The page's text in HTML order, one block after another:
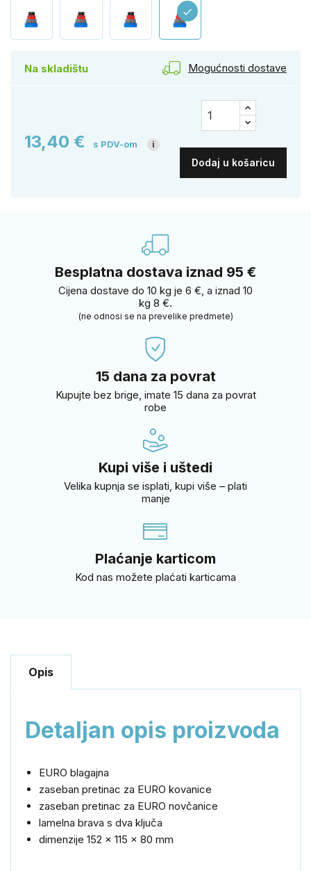
check
Na skladištu Mogućnosti dostave
13,40 € s PDV-om i
Dodaj u košaricu
Besplatna dostava iznad 95 €
Cijena dostave do 10 kg je 6 €, a iznad 10
kg 8 €.
(ne odnosi se na prevelike predmete)
15 dana za povrat
Kupujte bez brige, imate 15 dana za povrat
robe
Kupi više i uštedi
Velika kupnja se isplati, kupi više – plati
manje
Plaćanje karticom
Kod nas možete plaćati karticama
Opis
Detaljan opis proizvoda
EURO blagajna
zaseban pretinac za EURO kovanice
zaseban pretinac za EURO novčanice
lamelna brava s dva ključa
dimenzije 152 x 115 x 80 mm